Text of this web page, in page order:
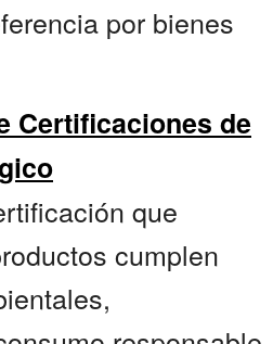
por bienes
Certificaciones de
que
cumplen